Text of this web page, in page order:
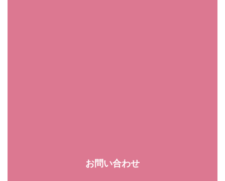
お問い合わせ